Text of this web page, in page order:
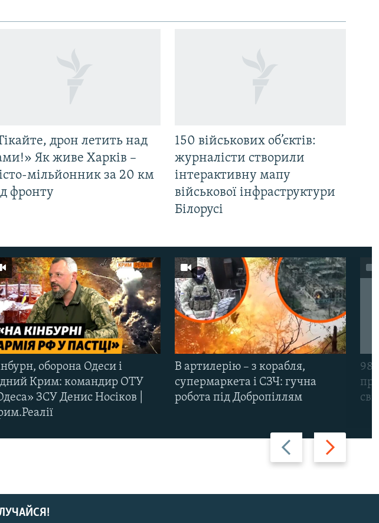
дрон летить над
Як живе Харків –
мільйонник за 20 км
фронту
150 військових об’єктів:
журналісти створили
інтерактивну мапу
військової інфраструктури
Білорусі
Назад Вперед
оборона Одеси і
Крим: командир ОТУ
ЗСУ Денис Носіков |
В артилерію – з корабля,
супермаркета і СЗЧ: гучна
робота під Добропіллям
98-